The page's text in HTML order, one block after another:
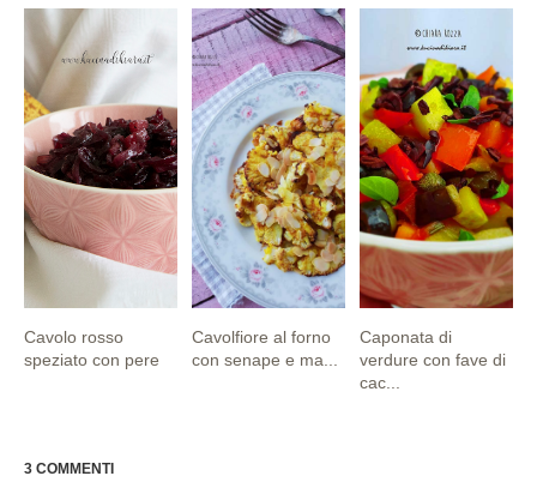
Cavolo rosso
speziato con pere
Cavolfiore al forno
con senape e ma...
Caponata di
verdure con fave di
cac...
3 COMMENTI